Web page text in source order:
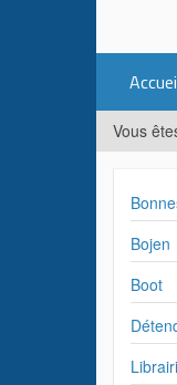
Vous
Bojen
Boot